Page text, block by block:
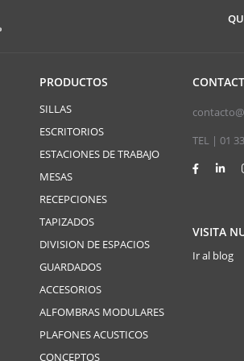
PRODUCTOS
SILLAS
ESCRITORIOS
ESTACIONES DE TRABAJO
MESAS
RECEPCIONES
TAPIZADOS
DIVISION DE ESPACIOS
GUARDADOS
ACCESORIOS
ALFOMBRAS MODULARES
PLAFONES ACUSTICOS
CONCEPTOS
TEL | 01
VISITA
Ir al blog